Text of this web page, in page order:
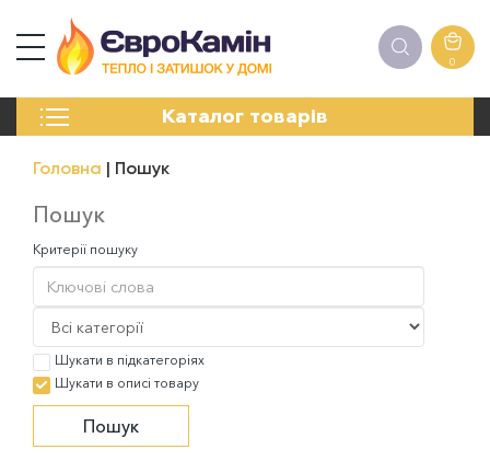
0
Каталог товарів
ПЕЧІ
ЕЛЕКТРОКАМІНИ
АКСЕСУАРИ
ХІМІЯ
ЕНЕРГОСИСТЕМИ
Головна Пошук
Пошук
Критерії пошуку
Шукати в підкатегоріях
Шукати в описі товару